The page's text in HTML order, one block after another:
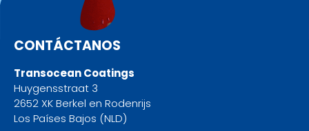
CONTÁCTANOS
Transocean Coatings
Huygensstraat 3
2652 XK Berkel en Rodenrijs
Los Países Bajos (NLD)